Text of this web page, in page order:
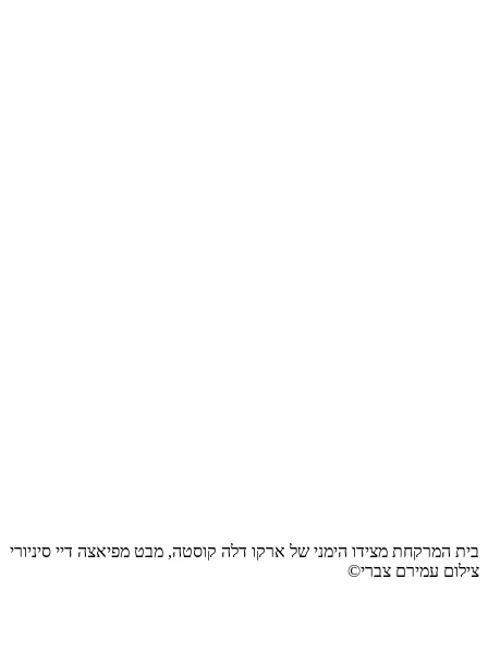
בית המרקחת מצידו הימני של ארקו דלה קוסטה, מבט מפיאצה דיי סיניורי
צילום עמירם צברי©